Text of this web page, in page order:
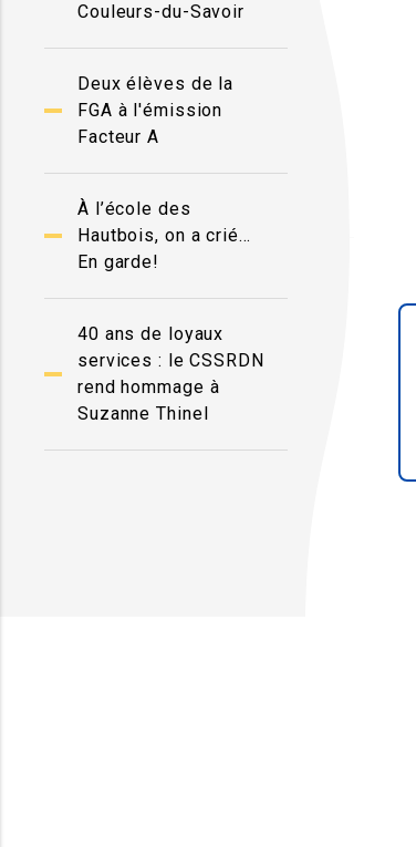
Couleurs-du-Savoir
Deux élèves de la
FGA à l'émission
Facteur A
À l’école des
Hautbois, on a crié…
En garde!
40 ans de loyaux
services : le CSSRDN
rend hommage à
Suzanne Thinel